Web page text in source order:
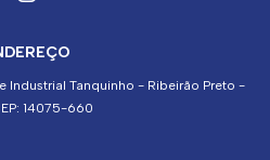
Industrial Tanquinho - Ribeirão Preto -
14075-660